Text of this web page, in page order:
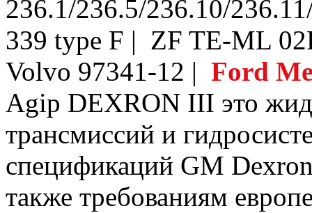
236.1/236.5/236.10/
339 type F | ZF TE-ML
Volvo 97341-12 | Ford
Agip DEXRON III это
трансмиссий и
спецификаций GM
также требованиям